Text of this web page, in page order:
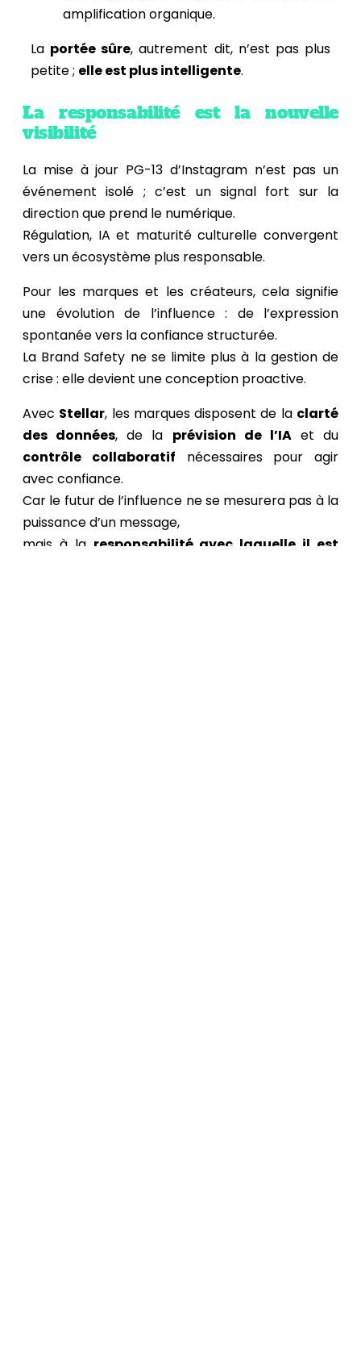
amplification organique.
La portée sûre, autrement dit, n’est pas plus
petite ; elle est plus intelligente.
La responsabilité est la nouvelle
visibilité
La mise à jour PG-13 d’Instagram n’est pas un
événement isolé ; c’est un signal fort sur la
direction que prend le numérique.
Régulation, IA et maturité culturelle convergent
vers un écosystème plus responsable.
Pour les marques et les créateurs, cela signifie
une évolution de l’influence : de l’expression
spontanée vers la confiance structurée.
La Brand Safety ne se limite plus à la gestion de
crise : elle devient une conception proactive.
Avec Stellar, les marques disposent de la clarté
des données, de la prévision de l’IAet du
contrôle collaboratif nécessaires pour agir
avec confiance.
Car le futur de l’influence ne se mesurera pas à la
puissance d’un message,
mais à la responsabilité avec laquelle il est